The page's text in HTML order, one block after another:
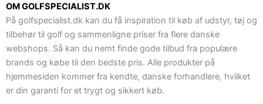
OM GOLFSPECIALIST.DK
På golfspecialist.dk kan du få inspiration til køb af udstyr, tøj og
tilbehør til golf og sammenligne priser fra flere danske
webshops. Så kan du nemt finde gode tilbud fra populære
brands og købe til den bedste pris. Alle produkter på
hjemmesiden kommer fra kendte, danske forhandlere, hvilket
er din garanti for et trygt og sikkert køb.